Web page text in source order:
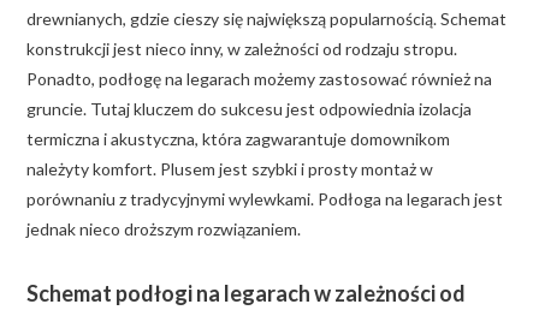
drewnianych, gdzie cieszy się największą popularnością. Schemat
konstrukcji jest nieco inny, w zależności od rodzaju stropu.
Ponadto, podłogę na legarach możemy zastosować również na
gruncie. Tutaj kluczem do sukcesu jest odpowiednia izolacja
termiczna i akustyczna, która zagwarantuje domownikom
należyty komfort. Plusem jest szybki i prosty montaż w
porównaniu z tradycyjnymi wylewkami. Podłoga na legarach jest
jednak nieco droższym rozwiązaniem.
Schemat podłogi na legarach w zależności od